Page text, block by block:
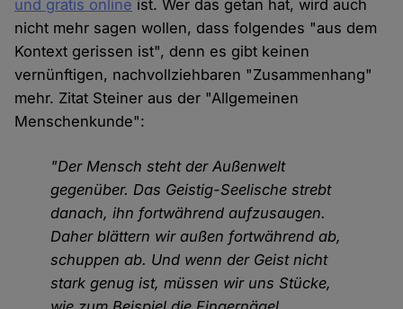
und gratis online ist. Wer das getan hat, wird auch
nicht mehr sagen wollen, dass folgendes "aus dem
Kontext gerissen ist", denn es gibt keinen
vernünftigen, nachvollziehbaren "Zusammenhang"
mehr. Zitat Steiner aus der "Allgemeinen
Menschenkunde":
"Der Mensch steht der Außenwelt
gegenüber. Das Geistig-Seelische strebt
danach, ihn fortwährend aufzusaugen.
Daher blättern wir außen fortwährend ab,
schuppen ab. Und wenn der Geist nicht
stark genug ist, müssen wir uns Stücke,